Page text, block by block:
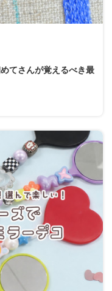
てさんが覚えるべき最